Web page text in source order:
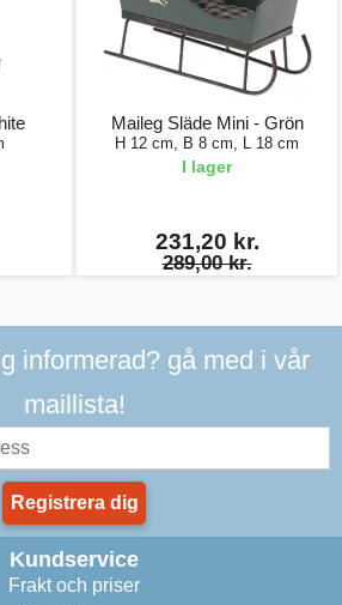
Maileg Släde Mini - Grön
H 12 cm, B 8 cm, L 18 cm
I lager
231,20 kr.
289,00 kr.
informerad? gå med i vår
maillista!
Registrera dig
Kundservice
Frakt och priser